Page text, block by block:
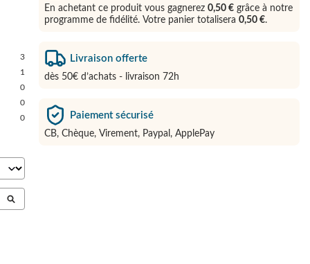
En achetant ce produit vous gagnerez0,50 € grâce à notre
programme de fidélité. Votre panier totalisera0,50 €.
Livraison offerte
dès 50€ d’achats - livraison 72h
Paiement sécurisé
CB, Chèque, Virement, Paypal, ApplePay
3
1
0
0
0